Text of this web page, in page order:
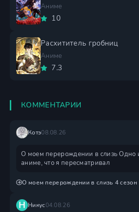
Аниме
10
Расхититель гробниц
Аниме
7.3
КОММЕНТАРИИ
Котэ08.08.26
О моем перерождении в слизь Одно
аниме, что я пересматривал
О моем перерождении в слизь 4 сезон
Н Никус04.08.26